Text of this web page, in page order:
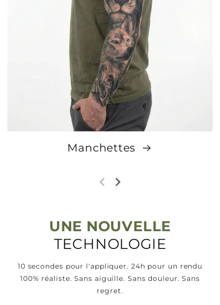
Manchettes
UNE NOUVELLE
TECHNOLOGIE
10 secondes pour l'appliquer. 24h pour un rendu
100% réaliste. Sans aiguille. Sans douleur. Sans
regret.